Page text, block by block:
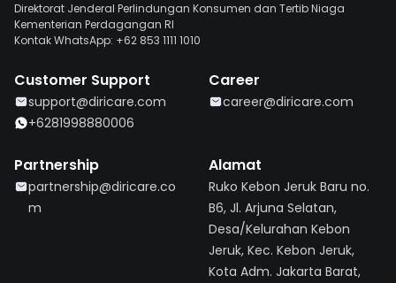
Direktorat Jenderal Perlindungan Konsumen dan Tertib Niaga
Kementerian Perdagangan RI
Kontak WhatsApp: +62 853 1111 1010
Customer Support
support@diricare.com
+6281998880006
Career
career@diricare.com
Partnership
partnership@diricare.co
m
Alamat
Ruko Kebon Jeruk Baru no.
B6, Jl. Arjuna Selatan,
Desa/Kelurahan Kebon
Jeruk, Kec. Kebon Jeruk,
Kota Adm. Jakarta Barat,